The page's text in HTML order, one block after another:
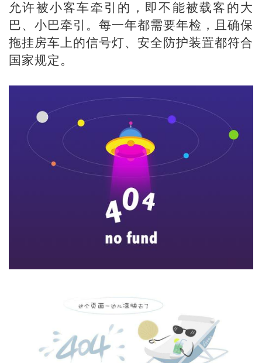
允许被小客车牵引的，即不能被载客的大
巴、小巴牵引。每一年都需要年检，且确保
拖挂房车上的信号灯、安全防护装置都符合
国家规定。